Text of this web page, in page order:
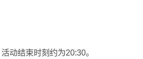
动结束时刻约为20:30。